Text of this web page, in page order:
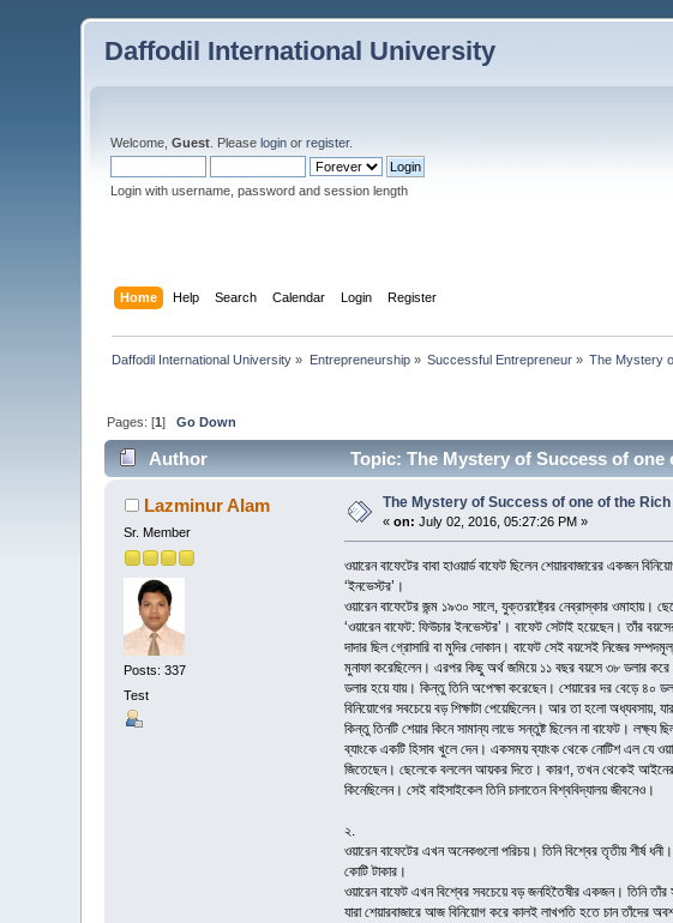
Daffodil International University
Welcome,Guest . Pleaselogin orregister.
Login with username, password and session length
Home Help Search Calendar Login Register
Daffodil International University » Entrepreneurship» Successful Entrepreneur » The Mystery
Pages: [1]Go Down
Author Topic: The Mystery of Success of
Lazminur Alam
Sr. Member
Posts: 337
Test
The Mystery of Success of one of the
«on: July 02, 2016, 05:27:26 PM »
ওয়ারেন বাফেটের বাবা হাওয়ার্ড বাফেট ছিলেন শেয়ারবাজারের একজন
‘ইনভেস্টর’।
ওয়ারেন বাফেটের জন্ম ১৯৩০ সালে, যুক্তরাষ্ট্রের নেব্রাস্কার
‘ওয়ারেন বাফেট: ফিউচার ইনভেস্টর’। বাফেট সেটাই হয়েছেন। তাঁর
দাদার ছিল গ্রোসারি বা মুদির দোকান। বাফেট সেই বয়সেই নিজের
মুনাফা করেছিলেন। এরপর কিছু অর্থ জমিয়ে ১১ বছর বয়সে ৩৮ ডলার করে
ডলার হয়ে যায়। কিন্তু তিনি অপেক্ষা করেছেন। শেয়ারের দর বেড়ে ৪০
বিনিয়োগের সবচেয়ে বড় শিক্ষাটা পেয়েছিলেন। আর তা হলো অধ্যবসায়,
কিন্তু তিনটি শেয়ার কিনে সামান্য লাভে সন্তুষ্ট ছিলেন না বাফেট।
ব্যাংকে একটি হিসাব খুলে দেন। একসময় ব্যাংক থেকে নোটিশ এল যে
জিতেছেন। ছেলেকে বললেন আয়কর দিতে। কারণ, তখন থেকেই আইনের
কিনেছিলেন। সেই বাইসাইকেল তিনি চালাতেন বিশ্ববিদ্যালয় জীবনেও।
২.
ওয়ারেন বাফেটের এখন অনেকগুলো পরিচয়। তিনি বিশ্বের তৃতীয় শীর্ষ
কোটি টাকার।
ওয়ারেন বাফেট এখন বিশ্বের সবচেয়ে বড় জনহিতৈষীর একজন। তিনি
যারা শেয়ারবাজারে আজ বিনিয়োগ করে কালই লাখপতি হতে চান তাঁদের